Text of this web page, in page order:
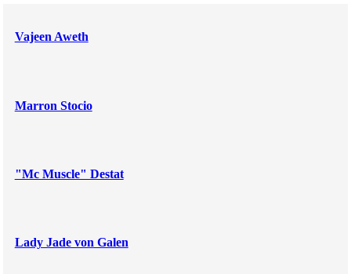
Vajeen Aweth
Marron Stocio
"Mc Muscle" Destat
Lady Jade von Galen